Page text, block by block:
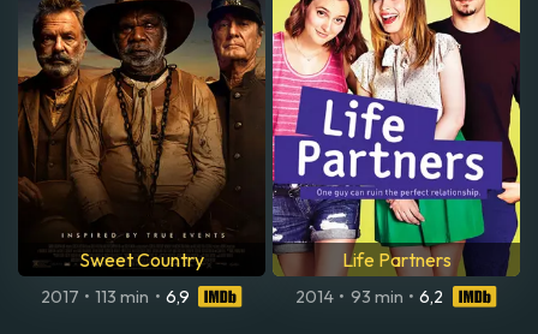
Sweet Country
2017 • 113 min • 6,9
Life Partners
2014 • 93 min • 6,2